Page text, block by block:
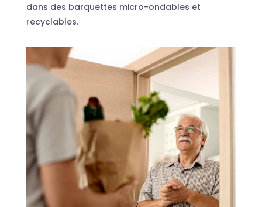
dans des barquettes micro-ondables et
recyclables.